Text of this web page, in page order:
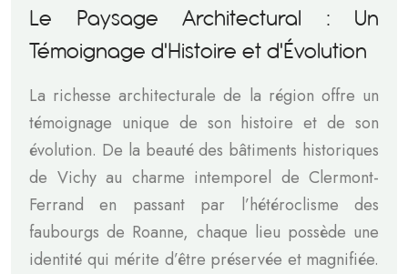
Le Paysage Architectural : Un
Témoignage d'Histoire et d'Évolution
La richesse architecturale de la région offre un
témoignage unique de son histoire et de son
évolution. De la beauté des bâtiments historiques
de Vichy au charme intemporel de Clermont-
Ferrand en passant par l’hétéroclisme des
faubourgs de Roanne, chaque lieu possède une
identité qui mérite d’être préservée et magnifiée.